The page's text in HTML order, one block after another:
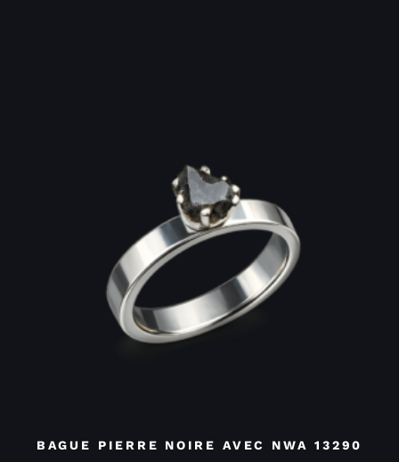
BAGUE PIERRE NOIRE AVEC NWA 13290